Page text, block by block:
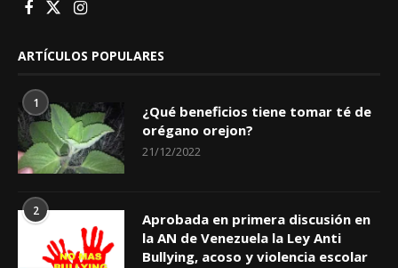
ARTÍCULOS POPULARES
1
¿Qué beneficios tiene tomar té de
orégano orejon?
21/12/2022
2
Aprobada en primera discusión en
la AN de Venezuela la Ley Anti
Bullying, acoso y violencia escolar